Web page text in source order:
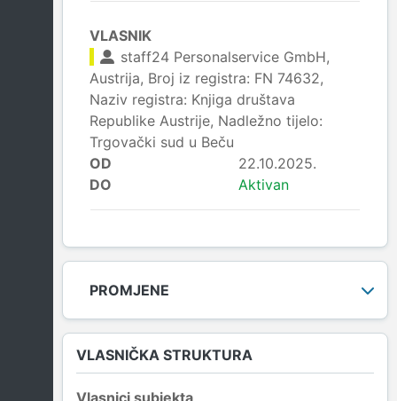
VLASNIK
staff24 Personalservice GmbH,
Austrija, Broj iz registra: FN 74632,
Naziv registra: Knjiga društava
Republike Austrije, Nadležno tijelo:
Trgovački sud u Beču
OD
22.10.2025.
DO
Aktivan
PROMJENE
VLASNIČKA STRUKTURA